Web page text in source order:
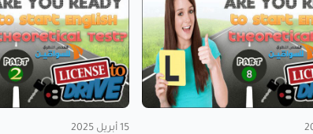
15 أبريل 2025